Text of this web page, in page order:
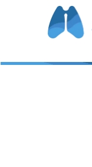
contenido